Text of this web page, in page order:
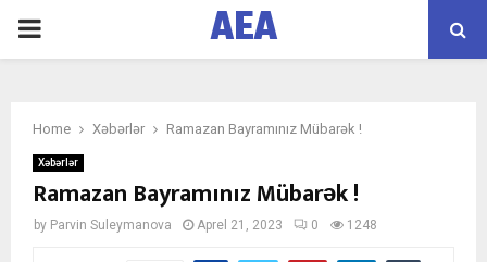
PRIMARY
AEA
Home Xəbərlər Ramazan Bayramınız Mübarək !
Xəbərlər
Ramazan Bayramınız Mübarək !
by Parvin Suleymanova Aprel 21, 2023 0 1248